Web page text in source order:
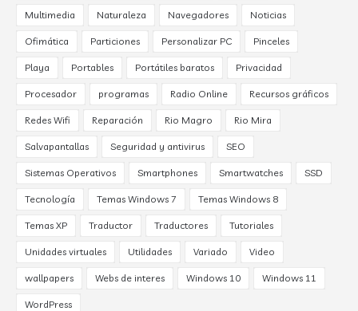
Multimedia Naturaleza Navegadores Noticias
Ofimática Particiones Personalizar PC Pinceles
Playa Portables Portátiles baratos Privacidad
Procesador programas Radio Online Recursos gráficos
Redes Wifi Reparación Rio Magro Rio Mira
Salvapantallas Seguridad y antivirus SEO
Sistemas Operativos Smartphones Smartwatches SSD
Tecnología Temas Windows 7 Temas Windows 8
Temas XP Traductor Traductores Tutoriales
Unidades virtuales Utilidades Variado Video
wallpapers Webs de interes Windows 10 Windows 11
WordPress